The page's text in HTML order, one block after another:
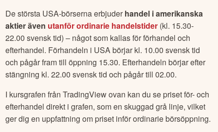
De största USA-börserna erbjuder handel i amerikanska
aktier även utanför ordinarie handelstider (kl. 15.30-
22.00 svensk tid) – något som kallas för förhandel och
efterhandel. Förhandeln i USA börjar kl. 10.00 svensk tid
och pågår fram till öppning 15.30. Efterhandeln börjar efter
stängning kl. 22.00 svensk tid och pågår till 02.00.
I kursgrafen från TradingView ovan kan du se priset för- och
efterhandel direkt i grafen, som en skuggad grå linje, vilket
ger dig en uppfattning om priset inför ordinarie börsöppning.